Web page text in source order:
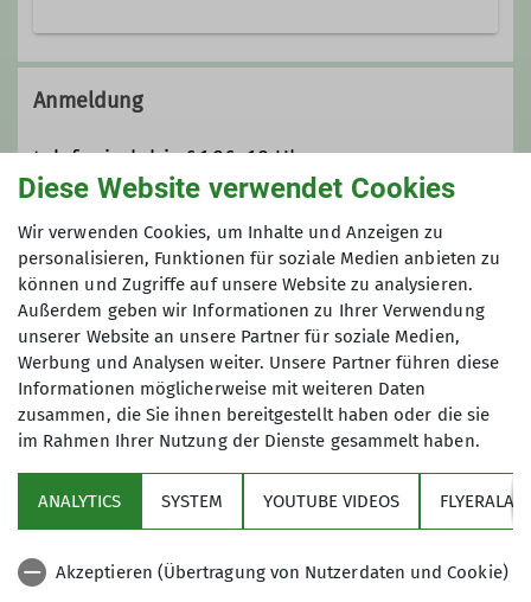
Wir sind eine eher mittlere Sektion
innerhalb des Deutschen
Alpenvereins (DAV) mit 2.610
Mitgliedern (Stand 01.Aug. 2025).
Gegründet 1961 als Bergsportgruppe
1989 eine eigenständige Sektion
innerhalb des Deutschen
Alpenvereins:DAV Sektion
Bergfreunde München e.V.
Im Jahr 2009 haben wir unsere Hütte,
das Spitzsteinhaus in den Chiemgauer
Alpen übernommen.
Wir sind eine sehr aktive Sektion mit
einer stattlichen Anzahl von
Bergtouren jeglicher Couleur
(Bergwanderungen, Hochtouren,
Skitouren, Ski-Langlauf, Klettertouren,
Anmeldung
telefonisch bis 6.1.26, 18 Uhr
Anmeldung bis
06.01.2026
Programm
News
Diese Website verwendet Cookies
Wir verwenden Cookies, um Inhalte und Anzeigen zu
personalisieren, Funktionen für soziale Medien anbieten zu
können und Zugriffe auf unsere Website zu analysieren.
Außerdem geben wir Informationen zu Ihrer Verwendung
unserer Website an unsere Partner für soziale Medien,
Werbung und Analysen weiter. Unsere Partner führen diese
Informationen möglicherweise mit weiteren Daten
zusammen, die Sie ihnen bereitgestellt haben oder die sie
im Rahmen Ihrer Nutzung der Dienste gesammelt haben.
ANALYTICS SYSTEM YOUTUBE VIDEOS
Akzeptieren (Übertragung von Nutzerdaten und Cookie)